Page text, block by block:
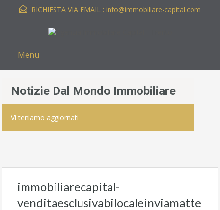
RICHIESTA VIA EMAIL : info@immobiliare-capital.com
Menu
Notizie Dal Mondo Immobiliare
Vi teniamo aggiornati
immobiliarecapital-
venditaesclusivabilocaleinviamatte